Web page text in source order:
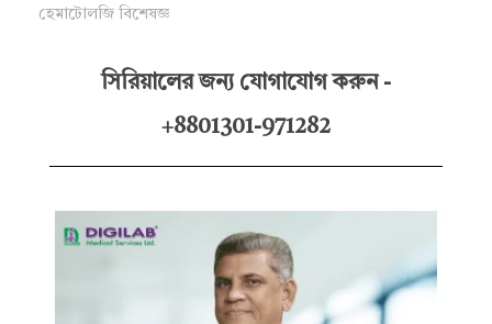
হেমাটোলজি বিশেষজ্ঞ
সিরিয়ালের জন্য যোগাযোগ করুন -
+8801301-971282